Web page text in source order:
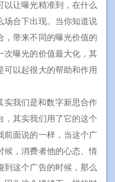
以让曝光精准到，在什么
场合下出现。当你知道说
，带来不同的曝光价值的
次曝光的价值最大化，其
可以起很大的帮助和作用
实我们是和数字新思合作
，其实我们用了它的这个
前面说的一样，当这个广
候，消费者他的心态、情
到这个广告的时候，那么